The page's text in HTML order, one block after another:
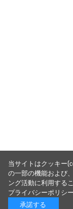
当サイトはクッキー
の一部の機能および
ング活動に利用する
プライバシーポリシ
承諾する